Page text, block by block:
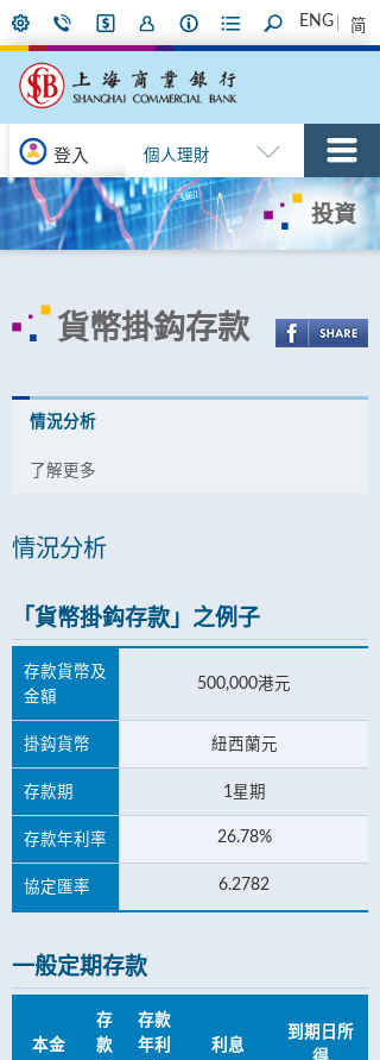
ENG 简
登入 個人理財
投資
貨幣掛鈎存款
情況分析
了解更多
情況分析
「貨幣掛鈎存款」之例子
存款貨幣及
金額
500,000港元
掛鈎貨幣 紐西蘭元
存款期 1星期
存款年利率 26.78%
協定匯率 6.2782
一般定期存款
本金
存
款
存款
年利
利息
到期日所